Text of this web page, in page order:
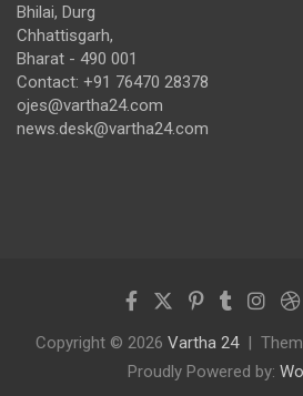
Bhilai, Durg
Chhattisgarh,
Bharat - 490 001
Contact: +91 76470 28378
ojes@vartha24.com
news.desk@vartha24.com
Copyright © 2026 Vartha 24
Proudly Powered by: